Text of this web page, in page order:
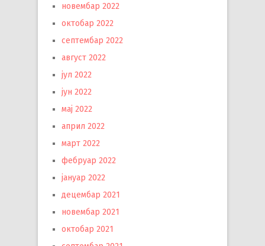
новембар 2022
октобар 2022
септембар 2022
август 2022
јул 2022
јун 2022
мај 2022
април 2022
март 2022
фебруар 2022
јануар 2022
децембар 2021
новембар 2021
октобар 2021